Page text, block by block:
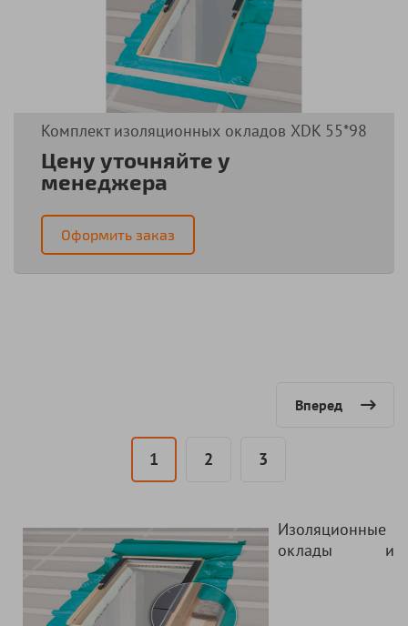
Комплект изоляционных окладов XDK 55*98
Цену уточняйте у
менеджера
Оформить заказ
1 2 3
Вперед
Изоляционные
оклады и